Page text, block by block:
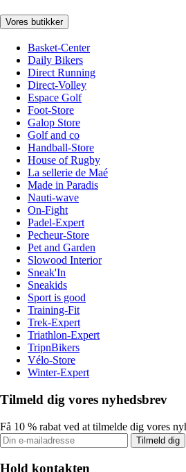
Vores butikker
Basket-Center
Daily Bikers
Direct Running
Direct-Volley
Espace Golf
Foot-Store
Galop Store
Golf and co
Handball-Store
House of Rugby
La sellerie de Maé
Made in Paradis
Nauti-wave
On-Fight
Padel-Expert
Pecheur-Store
Pet and Garden
Slowood Interior
Sneak'In
Sneakids
Sport is good
Training-Fit
Trek-Expert
Triathlon-Expert
TripnBikers
Vélo-Store
Winter-Expert
Tilmeld dig vores nyhedsbrev
Få 10 % rabat ved at tilmelde dig vores
Tilmeld dig
Hold kontakten